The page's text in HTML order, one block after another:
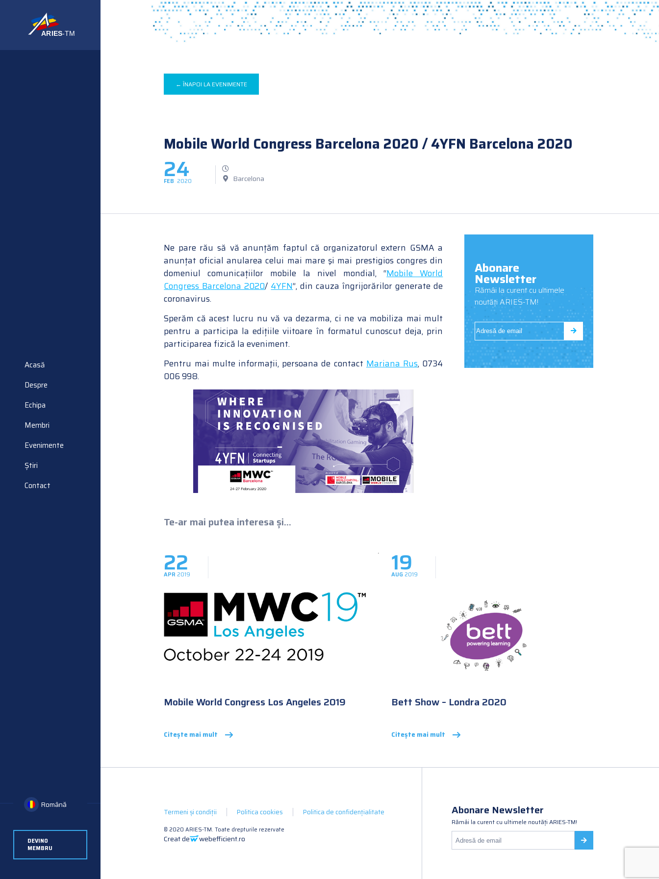
Acasă
Despre
Echipa
Membri
Evenimente
Știri
Contact
Română
DEVINO
MEMBRU
← ÎNAPOI LA EVENIMENTE
Mobile World Congress Barcelona 2020 / 4YFN Barcelona 2020
24
FEB 2020 Barcelona
Ne pare rău să vă anunțăm faptul că organizatorul extern GSMA a
anunțat oficial anularea celui mai mare şi mai prestigios congres din
domeniul comunicațiilor mobile la nivel mondial, “Mobile World
Congress Barcelona 2020/ 4YFN”, din cauza îngrijorărilor generate de
coronavirus.
Sperăm că acest lucru nu vă va dezarma, ci ne va mobiliza mai mult
pentru a participa la edițiile viitoare în formatul cunoscut deja, prin
participarea fizică la eveniment.
Pentru mai multe informaţii, persoana de contact Mariana Rus, 0734
006 998.
Abonare
Newsletter
Rămâi la curent cu ultimele
noutăți ARIES-TM!
Te-ar mai putea interesa și...
22
APR 2019
Mobile World Congress Los Angeles 2019
Citește mai mult
19
AUG 2019
Bett Show – Londra 2020
Citește mai mult
Termeni și condiții Politica cookies Politica de confidențialitate
© 2020 ARIES-TM. Toate drepturile rezervate
Creat de webefficient.ro
Abonare Newsletter
Rămâi la curent cu ultimele noutăți ARIES-TM!